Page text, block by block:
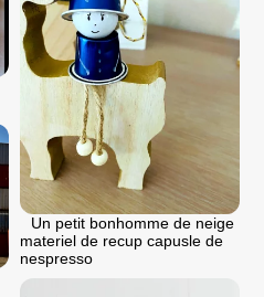
Un petit bonhomme de neige
materiel de recup capusle de
nespresso